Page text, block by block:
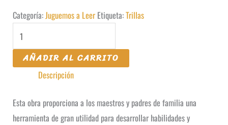
Categoría:Juguemos a Leer Etiqueta:Trillas
Juguemos
Leer
Script
cantidad
AÑADIR AL CARRITO
Descripción
Esta obra proporciona a los maestros y padres de familia una
herramienta de gran utilidad para desarrollar habilidades y